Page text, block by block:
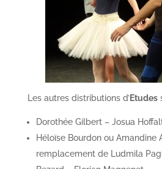
Les autres distributions d’ Etudes
Dorothée Gilbert – Josua
Héloïse Bourdon ou Amandine
remplacement de Ludmila